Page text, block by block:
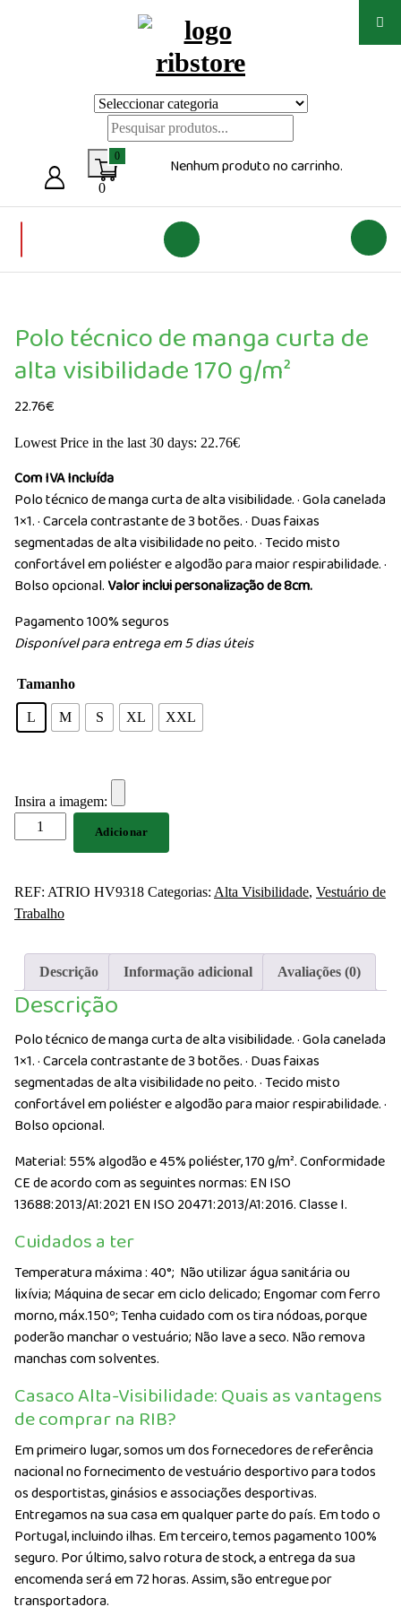
0
0
Nenhum produto no carrinho.
Polo técnico de manga curta de
alta visibilidade 170 g/m²
22.76€
Lowest Price in the last 30 days: 22.76€
Com IVA Incluída
Polo técnico de manga curta de alta visibilidade. · Gola canelada
1×1. · Carcela contrastante de 3 botões. · Duas faixas
segmentadas de alta visibilidade no peito. · Tecido misto
confortável em poliéster e algodão para maior respirabilidade. ·
Bolso opcional.Valor inclui personalização de 8cm.
Pagamento 100% seguros
Disponível para entrega em 5 dias úteis
Tamanho
L M S XL XXL
Insira a imagem:
Quantidade
de
técnico
de
curta
alta
visibilidade
170
g/m²
Adicionar
REF: ATRIO HV9318 Categorias: Alta Visibilidade, Vestuário de
Trabalho
Descrição Informação adicional Avaliações (0)
Descrição
Polo técnico de manga curta de alta visibilidade. · Gola canelada
1×1. · Carcela contrastante de 3 botões. · Duas faixas
segmentadas de alta visibilidade no peito. · Tecido misto
confortável em poliéster e algodão para maior respirabilidade. ·
Bolso opcional.
Material: 55% algodão e 45% poliéster, 170 g/m².Conformidade
CE de acordo com as seguintes normas: EN ISO
13688:2013/A1:2021 EN ISO 20471:2013/A1:2016. Classe I.
Cuidados a ter
Temperatura máxima : 40°; Não utilizar água sanitária ou
lixívia; Máquina de secar em ciclo delicado; Engomar com ferro
morno, máx.150º; Tenha cuidado com os tira nódoas, porque
poderão manchar o vestuário; Não lave a seco. Não remova
manchas com solventes.
Casaco Alta-Visibilidade: Quais as vantagens
de comprar na RIB?
Em primeiro lugar, somos um dos fornecedores de referência
nacional no fornecimento de vestuário desportivo para todos
os desportistas, ginásios e associações desportivas.
Entregamos na sua casa em qualquer parte do país. Em todo o
Portugal, incluindo ilhas. Em terceiro, temos pagamento 100%
seguro. Por último, salvo rotura de stock, a entrega da sua
encomenda será em 72 horas. Assim, são entregue por
transportadora.